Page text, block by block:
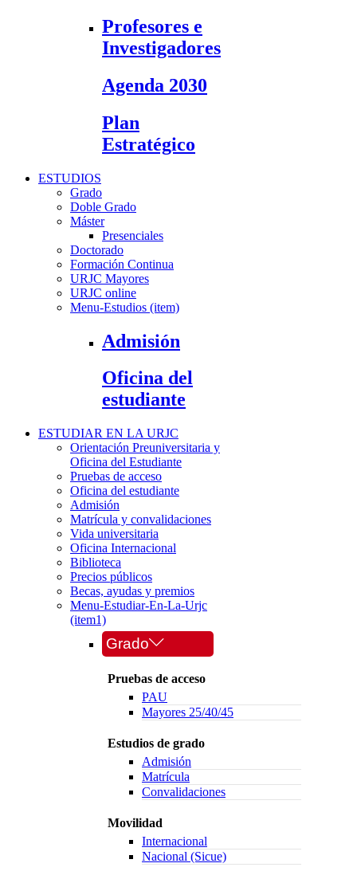
Profesores e
Investigadores
Agenda 2030
Plan
Estratégico
ESTUDIOS
Grado
Doble Grado
Máster
Presenciales
Doctorado
Formación Continua
URJC Mayores
URJC online
Menu-Estudios (item)
Admisión
Oficina del
estudiante
ESTUDIAR EN LA URJC
Orientación Preuniversitaria y
Oficina del Estudiante
Pruebas de acceso
Oficina del estudiante
Admisión
Matrícula y convalidaciones
Vida universitaria
Oficina Internacional
Biblioteca
Precios públicos
Becas, ayudas y premios
Menu-Estudiar-En-La-Urjc
(item1)
Grado
Pruebas de acceso
PAU
Mayores 25/40/45
Estudios de grado
Admisión
Matrícula
Convalidaciones
Movilidad
Internacional
Nacional (Sicue)